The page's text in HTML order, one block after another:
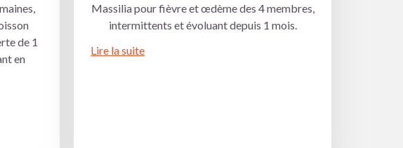
de 1
en
Massilia pour fièvre et œdème des 4 membres,
intermittents et évoluant depuis 1 mois.
Lire la suite